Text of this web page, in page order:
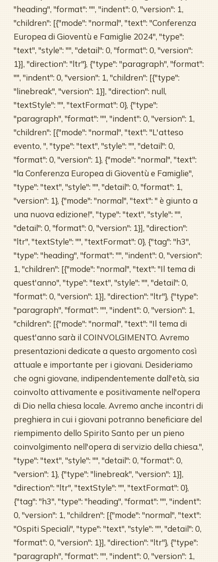
"heading", "format": "", "indent": 0, "version": 1,
"children": [{"mode": "normal", "text": "Conferenza
Europea di Gioventù e Famiglie 2024", "type":
"text", "style": "", "detail": 0, "format": 0, "version":
1}], "direction": "ltr"}, {"type": "paragraph", "format":
"", "indent": 0, "version": 1, "children": [{"type":
"linebreak", "version": 1}], "direction": null,
"textStyle": "", "textFormat": 0}, {"type":
"paragraph", "format": "", "indent": 0, "version": 1,
"children": [{"mode": "normal", "text": "L'atteso
evento, ", "type": "text", "style": "", "detail": 0,
"format": 0, "version": 1}, {"mode": "normal", "text":
"la Conferenza Europea di Gioventù e Famiglie",
"type": "text", "style": "", "detail": 0, "format": 1,
"version": 1}, {"mode": "normal", "text": " è giunto a
una nuova edizione!", "type": "text", "style": "",
"detail": 0, "format": 0, "version": 1}], "direction":
"ltr", "textStyle": "", "textFormat": 0}, {"tag": "h3",
"type": "heading", "format": "", "indent": 0, "version":
1, "children": [{"mode": "normal", "text": "Il tema di
quest'anno", "type": "text", "style": "", "detail": 0,
"format": 0, "version": 1}], "direction": "ltr"}, {"type":
"paragraph", "format": "", "indent": 0, "version": 1,
"children": [{"mode": "normal", "text": "Il tema di
quest'anno sarà il COINVOLGIMENTO. Avremo
presentazioni dedicate a questo argomento così
attuale e importante per i giovani. Desideriamo
che ogni giovane, indipendentemente dall'età, sia
coinvolto attivamente e positivamente nell'opera
di Dio nella chiesa locale. Avremo anche incontri di
preghiera in cui i giovani potranno beneficiare del
riempimento dello Spirito Santo per un pieno
coinvolgimento nell'opera di servizio della chiesa.",
"type": "text", "style": "", "detail": 0, "format": 0,
"version": 1}, {"type": "linebreak", "version": 1}],
"direction": "ltr", "textStyle": "", "textFormat": 0},
{"tag": "h3", "type": "heading", "format": "", "indent":
0, "version": 1, "children": [{"mode": "normal", "text":
"Ospiti Speciali", "type": "text", "style": "", "detail": 0,
"format": 0, "version": 1}], "direction": "ltr"}, {"type":
"paragraph", "format": "", "indent": 0, "version": 1,